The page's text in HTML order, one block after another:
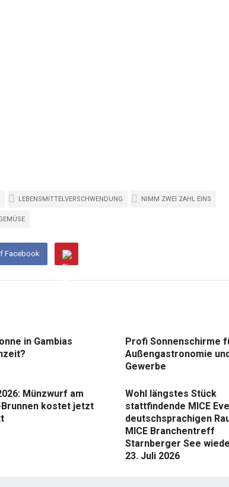
LEBENSMITTELVERSCHWENDUNG NIMM ZWEI ZAHL EINS
Facebook
in Gambias
Profi Sonnenschirme
Außengastronomie
Gewerbe
Münzwurf am
kostet jetzt
Wohl längstes Stück
stattfindende MICE
deutschsprachigen
MICE Branchentreff
Starnberger See
23. Juli 2026